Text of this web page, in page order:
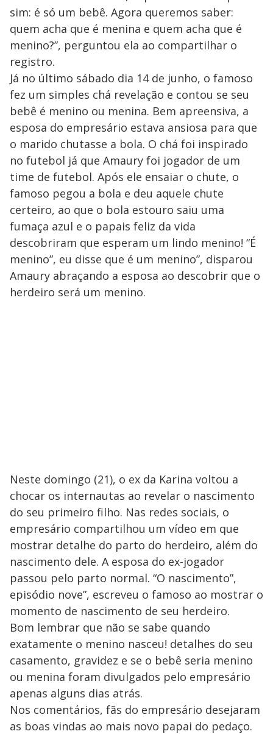
sim: é só um bebê. Agora queremos saber:
quem acha que é menina e quem acha que é
menino?”, perguntou ela ao compartilhar o
registro.
Já no último sábado dia 14 de junho, o famoso
fez um simples chá revelação e contou se seu
bebê é menino ou menina. Bem apreensiva, a
esposa do empresário estava ansiosa para que
o marido chutasse a bola. O chá foi inspirado
no futebol já que Amaury foi jogador de um
time de futebol. Após ele ensaiar o chute, o
famoso pegou a bola e deu aquele chute
certeiro, ao que o bola estouro saiu uma
fumaça azul e o papais feliz da vida
descobriram que esperam um lindo menino! “É
menino”, eu disse que é um menino”, disparou
Amaury abraçando a esposa ao descobrir que o
herdeiro será um menino.
Neste domingo (21), o ex da Karina voltou a
chocar os internautas ao revelar o nascimento
do seu primeiro filho. Nas redes sociais, o
empresário compartilhou um vídeo em que
mostrar detalhe do parto do herdeiro, além do
nascimento dele. A esposa do ex-jogador
passou pelo parto normal. “O nascimento”,
episódio nove”, escreveu o famoso ao mostrar o
momento de nascimento de seu herdeiro.
Bom lembrar que não se sabe quando
exatamente o menino nasceu! detalhes do seu
casamento, gravidez e se o bebê seria menino
ou menina foram divulgados pelo empresário
apenas alguns dias atrás.
Nos comentários, fãs do empresário desejaram
as boas vindas ao mais novo papai do pedaço.